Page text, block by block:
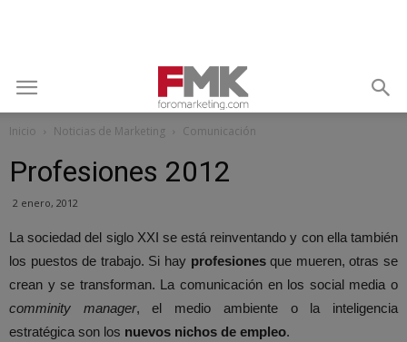
Inicio Noticias de Marketing Comunicación
Profesiones 2012
2 enero, 2012
La sociedad del siglo XXI se está reinventando y con ella también
los puestos de trabajo. Si hay profesionesque mueren, otras se
crean y se transforman. La comunicación en los social media o
comminity manager, el medio ambiente o la inteligencia
estratégica son los nuevos nichos de empleo.